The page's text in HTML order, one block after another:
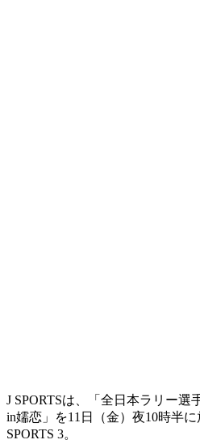
J SPORTSは、「全日本ラリー選
in嬬恋」を11日（金）夜10時半
SPORTS 3。